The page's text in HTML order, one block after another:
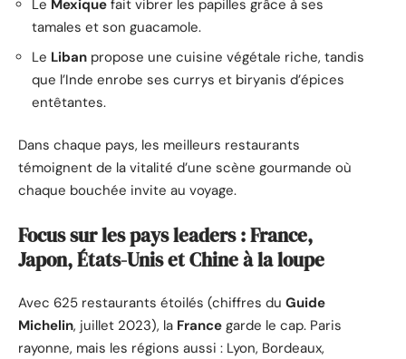
Le Mexique fait vibrer les papilles grâce à ses
tamales et son guacamole.
Le Liban propose une cuisine végétale riche, tandis
que l’Inde enrobe ses currys et biryanis d’épices
entêtantes.
Dans chaque pays, les meilleurs restaurants
témoignent de la vitalité d’une scène gourmande où
chaque bouchée invite au voyage.
Focus sur les pays leaders : France,
Japon, États-Unis et Chine à la loupe
Avec 625 restaurants étoilés (chiffres du Guide
Michelin, juillet 2023), la France garde le cap. Paris
rayonne, mais les régions aussi : Lyon, Bordeaux,